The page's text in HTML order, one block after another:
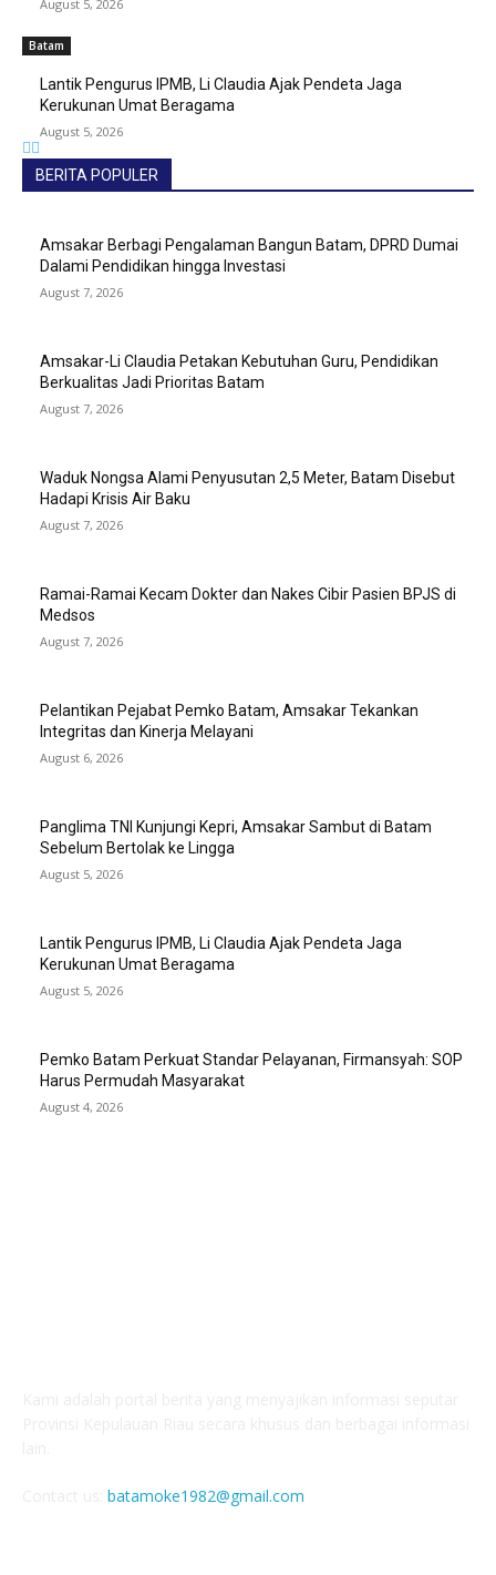
August 5, 2026
Batam
Lantik Pengurus IPMB, Li Claudia Ajak Pendeta Jaga
Kerukunan Umat Beragama
August 5, 2026
BERITA POPULER
Amsakar Berbagi Pengalaman Bangun Batam, DPRD Dumai
Dalami Pendidikan hingga Investasi
August 7, 2026
Amsakar-Li Claudia Petakan Kebutuhan Guru, Pendidikan
Berkualitas Jadi Prioritas Batam
August 7, 2026
Waduk Nongsa Alami Penyusutan 2,5 Meter, Batam Disebut
Hadapi Krisis Air Baku
August 7, 2026
Ramai-Ramai Kecam Dokter dan Nakes Cibir Pasien BPJS di
Medsos
August 7, 2026
Pelantikan Pejabat Pemko Batam, Amsakar Tekankan
Integritas dan Kinerja Melayani
August 6, 2026
Panglima TNI Kunjungi Kepri, Amsakar Sambut di Batam
Sebelum Bertolak ke Lingga
August 5, 2026
Lantik Pengurus IPMB, Li Claudia Ajak Pendeta Jaga
Kerukunan Umat Beragama
August 5, 2026
Pemko Batam Perkuat Standar Pelayanan, Firmansyah: SOP
Harus Permudah Masyarakat
August 4, 2026
batamoke1982@gmail.com